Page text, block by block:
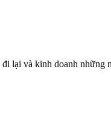
lại và kinh doanh những